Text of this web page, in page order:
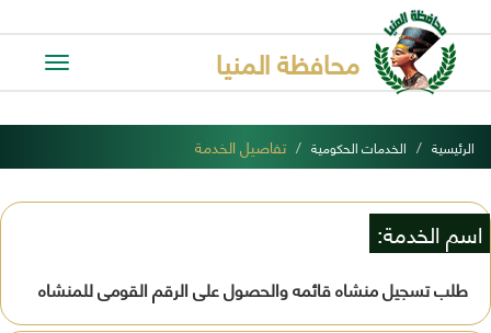
Toggle
محافظة المنيا
الرئيسية الخدمات الحكومية تفاصيل الخدمة
اسم الخدمة:
طلب تسجيل منشاه قائمه والحصول على الرقم القومى للمنشاه